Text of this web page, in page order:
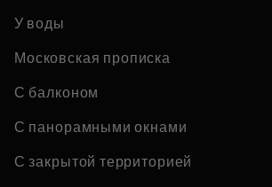
У воды
Московская прописка
С балконом
С панорамными окнами
С закрытой территорией